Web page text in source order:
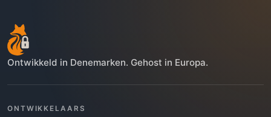
Ontwikkeld in Denemarken. Gehost in Europa.
ONTWIKKELAARS